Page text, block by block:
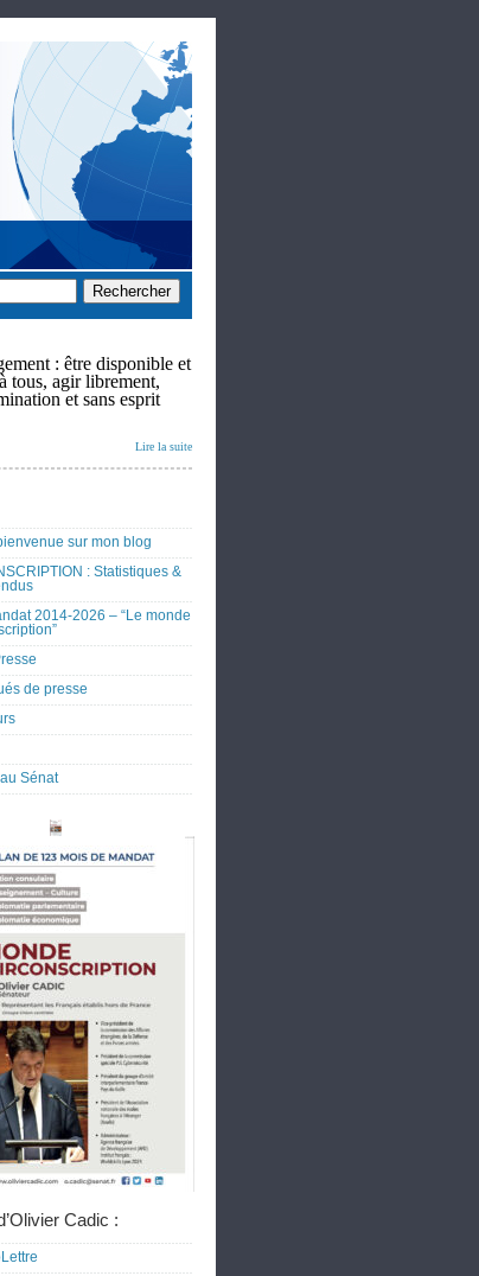
: être disponible et
tous, agir librement,
et sans esprit
Lire la suite
sur mon blog
: Statistiques &
2014-2026 – “Le monde
de presse
Sénat
Cadic :